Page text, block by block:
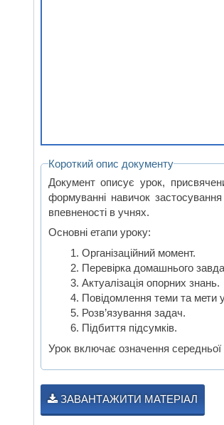
Короткий опис документу
Документ описує урок,
формуванні навичок
впевненості в учнях.
Основні етапи уроку:
Організаційний момент.
Перевірка домашнього
Актуалізація опорних знань.
Повідомлення теми та мети
Розв’язування задач.
Підбиття підсумків.
Урок включає означення середньої
ЗАВАНТАЖИТИ МАТЕРІАЛ